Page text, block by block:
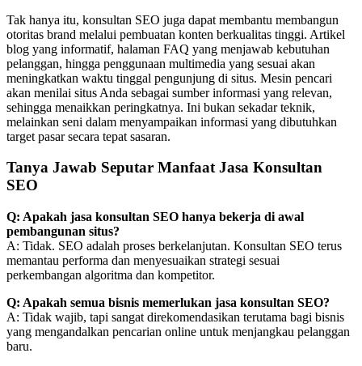
Tak hanya itu, konsultan SEO juga dapat membantu membangun
otoritas brand melalui pembuatan konten berkualitas tinggi. Artikel
blog yang informatif, halaman FAQ yang menjawab kebutuhan
pelanggan, hingga penggunaan multimedia yang sesuai akan
meningkatkan waktu tinggal pengunjung di situs. Mesin pencari
akan menilai situs Anda sebagai sumber informasi yang relevan,
sehingga menaikkan peringkatnya. Ini bukan sekadar teknik,
melainkan seni dalam menyampaikan informasi yang dibutuhkan
target pasar secara tepat sasaran.
Tanya Jawab Seputar Manfaat Jasa Konsultan
SEO
Q: Apakah jasa konsultan SEO hanya bekerja di awal
pembangunan situs?
A: Tidak. SEO adalah proses berkelanjutan. Konsultan SEO terus
memantau performa dan menyesuaikan strategi sesuai
perkembangan algoritma dan kompetitor.
Q: Apakah semua bisnis memerlukan jasa konsultan SEO?
A: Tidak wajib, tapi sangat direkomendasikan terutama bagi bisnis
yang mengandalkan pencarian online untuk menjangkau pelanggan
baru.